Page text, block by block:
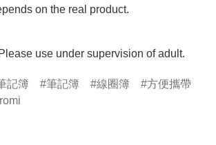
on the real product.
use under supervision of adult.
記簿 筆記簿 線圈簿
方便攜帶